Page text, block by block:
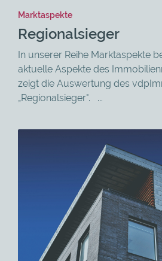
Marktaspekte
Regionalsieger
In unserer Reihe Marktaspekte
aktuelle Aspekte des
zeigt die Auswertung des
„Regionalsieger". ...